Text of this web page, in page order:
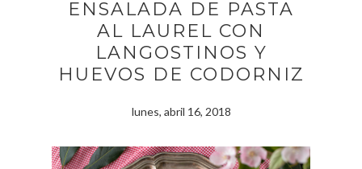
ENSALADA DE PASTA
AL LAUREL CON
LANGOSTINOS Y
HUEVOS DE CODORNIZ
lunes, abril 16, 2018